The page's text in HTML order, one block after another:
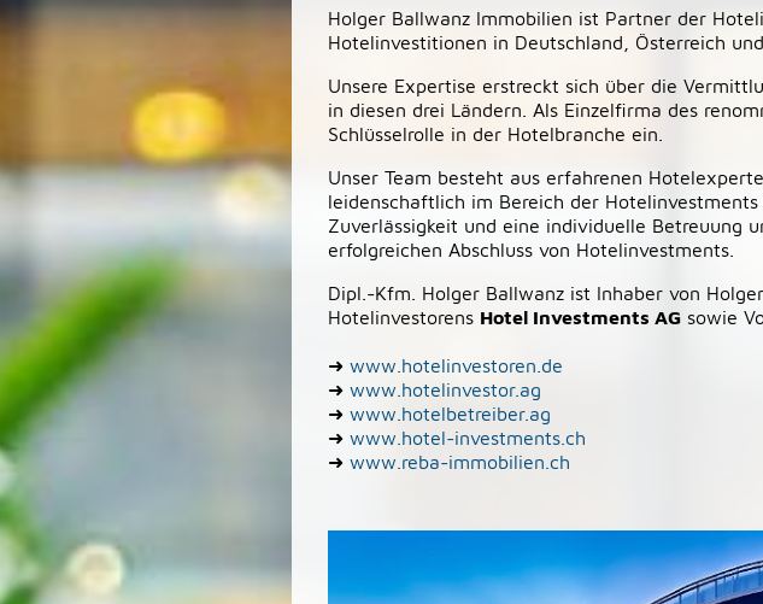
Holger Ballwanz Immobilien ist Partner der
Hotelinvestitionen in Deutschland, Österreich
Unsere Expertise erstreckt sich über die
in diesen drei Ländern. Als Einzelfirma des
Schlüsselrolle in der Hotelbranche ein.
Unser Team besteht aus erfahrenen
leidenschaftlich im Bereich der
Zuverlässigkeit und eine individuelle Betreuung
erfolgreichen Abschluss von Hotelinvestments.
Dipl.-Kfm. Holger Ballwanz ist Inhaber von
Hotelinvestorens Hotel Investments AG sowie
➜ www.hotelinvestoren.de
➜ www.hotelinvestor.ag
➜ www.hotelbetreiber.ag
➜ www.hotel-investments.ch
➜ www.reba-immobilien.ch